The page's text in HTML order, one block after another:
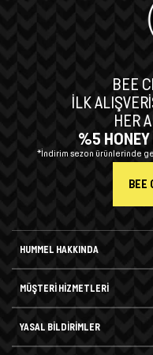
HUMMEL HAKKINDA
MÜŞTERİ HİZMETLERİ
YASAL BİLDİRİMLER
BEE
İLK
HER
%5 HONEY
*İndirim sezon ürünlerinde
BEE